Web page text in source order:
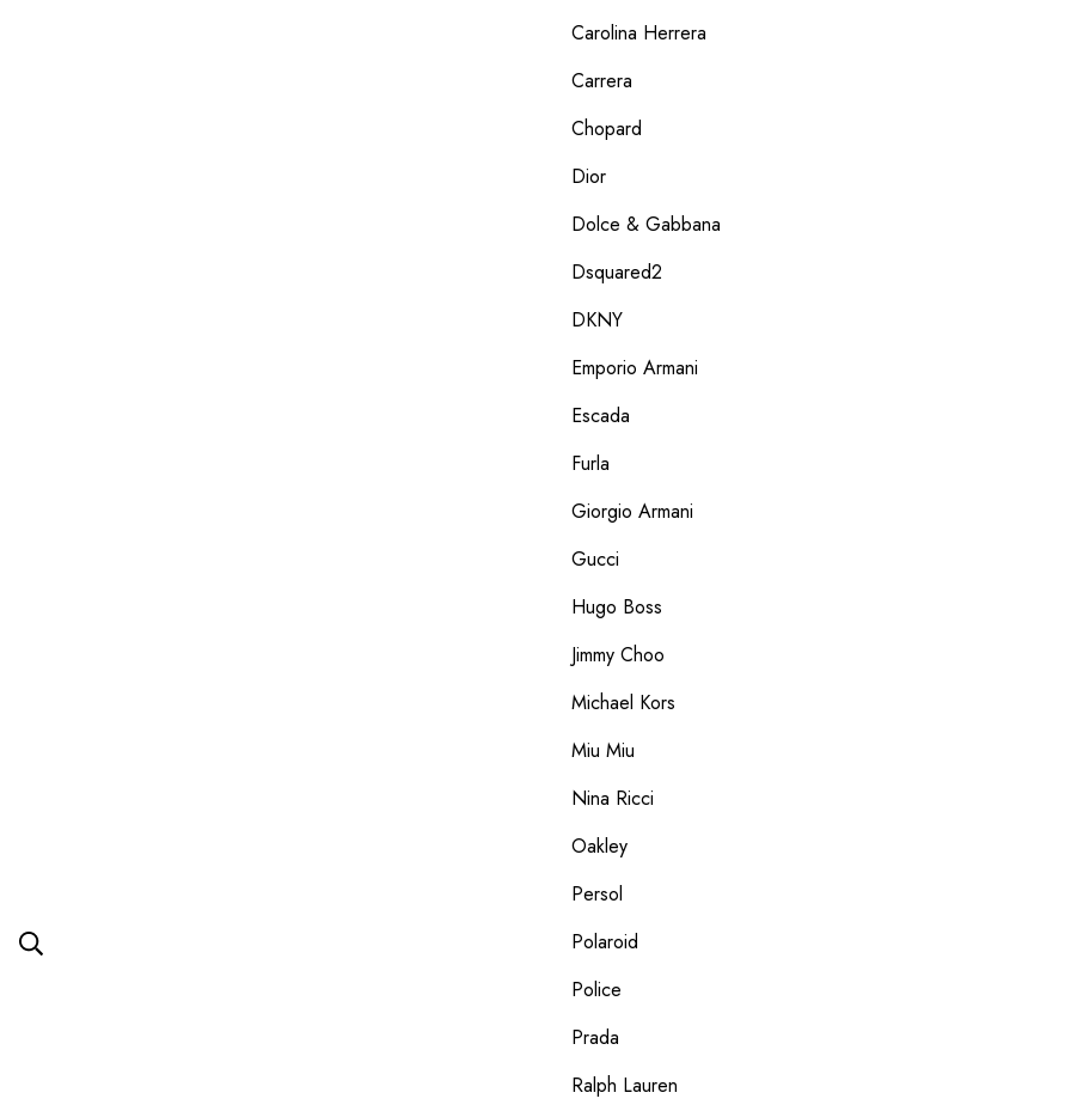
Carolina Herrera
Carrera
Chopard
Dior
Dolce & Gabbana
Dsquared2
DKNY
Emporio Armani
Escada
Furla
Giorgio Armani
Gucci
Hugo Boss
Jimmy Choo
Michael Kors
Miu Miu
Nina Ricci
Oakley
Persol
Polaroid
Police
Prada
Ralph Lauren